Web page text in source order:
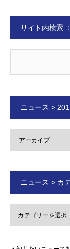
サイト内検索
ニュース >
ニュース > カ